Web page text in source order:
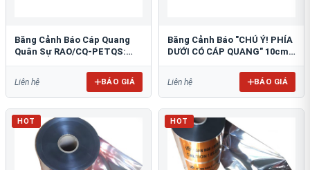
Băng Cảnh Báo Cáp Quang
Quân Sự RAO/CQ-PETQS:
Liên hệ BÁO GIÁ
Băng Cảnh Báo "CHÚ Ý! PHÍA
DƯỚI CÓ CÁP QUANG" 10cm:
Liên hệ BÁO GIÁ
HOT HOT